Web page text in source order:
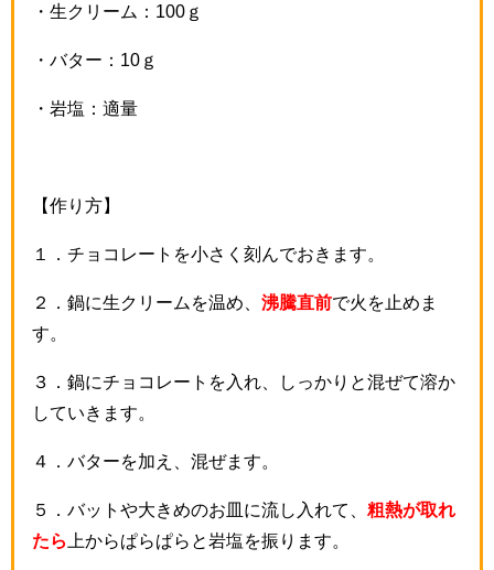
・生クリーム： 100 ｇ
・バター： 10 ｇ
・岩塩：適量
【作り方】
１．チョコレートを小さく刻んでおきます。
２．鍋に生クリームを温め、 沸騰直前で火を止めま
す。
３．鍋にチョコレートを入れ、しっかりと混ぜて溶か
していきます。
４．バターを加え、混ぜます。
５．バットや大きめのお皿に流し入れて、 粗熱が取れ
たら
上からぱらぱらと岩塩を振ります。